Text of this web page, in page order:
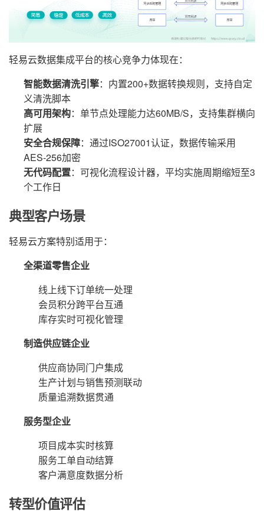
轻易云数据集成平台的核心竞争力体现在：
智能数据清洗引擎：内置200+数据转换规则，支持自定
义清洗脚本
高可用架构：单节点处理能力达60MB/S，支持集群横向
扩展
安全合规保障：通过ISO27001认证，数据传输采用
AES-256加密
无代码配置：可视化流程设计器，平均实施周期缩短至3
个工作日
典型客户场景
轻易云方案特别适用于：
全渠道零售企业
线上线下订单统一处理
会员积分跨平台互通
库存实时可视化管理
制造供应链企业
供应商协同门户集成
生产计划与销售预测联动
质量追溯数据贯通
服务型企业
项目成本实时核算
服务工单自动结算
客户满意度数据分析
转型价值评估